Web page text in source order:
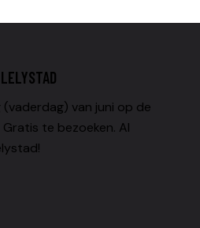
van juni op de
te bezoeken. Al